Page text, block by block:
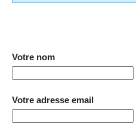
Votre nom
Votre adresse email